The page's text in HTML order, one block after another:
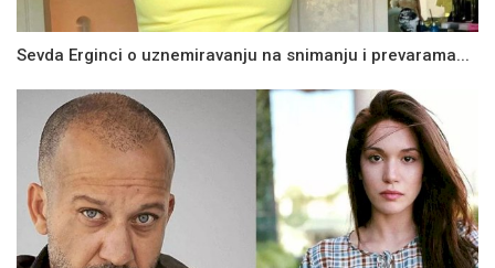
Sevda Erginci o uznemiravanju na snimanju i prevarama...